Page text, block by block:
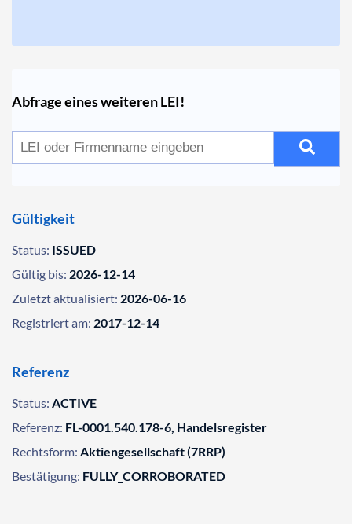
Abfrage eines weiteren LEI!
Gültigkeit
Status: ISSUED
Gültig bis: 2026-12-14
Zuletzt aktualisiert: 2026-06-16
Registriert am: 2017-12-14
Referenz
Status: ACTIVE
Referenz: FL-0001.540.178-6, Handelsregister
Rechtsform: Aktiengesellschaft (7RRP)
Bestätigung: FULLY_CORROBORATED